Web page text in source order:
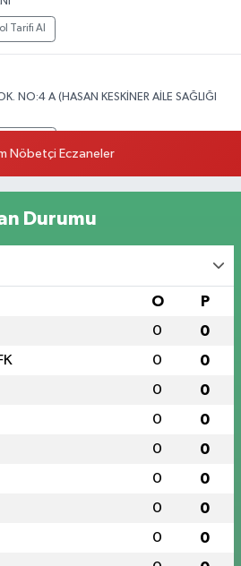
Tarifi Al
NO:4 A (HASAN KESKİNER AİLE SAĞLIĞI
Nöbetçi Eczaneler
Durumu
O P
0 0
0 0
0 0
0 0
0 0
0 0
0 0
0 0